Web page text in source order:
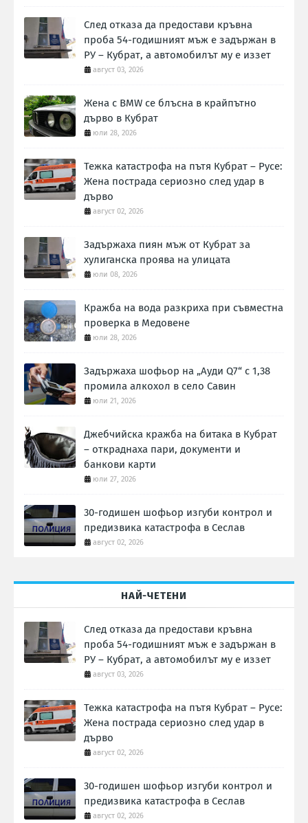
След отказа да предостави кръвна
проба 54-годишният мъж е задържан в
РУ – Кубрат, а автомобилът му е иззет
август 03, 2026
Жена с BMW се блъсна в крайпътно
дърво в Кубрат
юли 28, 2026
Тежка катастрофа на пътя Кубрат – Русе:
Жена пострада сериозно след удар в
дърво
август 02, 2026
Задържаха пиян мъж от Кубрат за
хулиганска проява на улицата
юли 08, 2026
Кражба на вода разкриха при съвместна
проверка в Медовене
юли 28, 2026
Задържаха шофьор на „Ауди Q7“ с 1,38
промила алкохол в село Савин
юли 21, 2026
Джебчийска кражба на битака в Кубрат
– откраднаха пари, документи и
банкови карти
юли 27, 2026
30-годишен шофьор изгуби контрол и
предизвика катастрофа в Сеслав
август 02, 2026
НАЙ-ЧЕТЕНИ
След отказа да предостави кръвна
проба 54-годишният мъж е задържан в
РУ – Кубрат, а автомобилът му е иззет
август 03, 2026
Тежка катастрофа на пътя Кубрат – Русе:
Жена пострада сериозно след удар в
дърво
август 02, 2026
30-годишен шофьор изгуби контрол и
предизвика катастрофа в Сеслав
август 02, 2026